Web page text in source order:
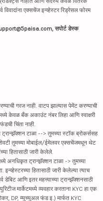
एक्सचेंज इन्व्हेस्टर रिड्रेसल फोरम
सपोर्ट डेस्क
गरज नाही. वाटप झाल्यास पेमेंट करण्याची
केवळ बँक अकाउंट नंबर लिहा आणि स्वाक्षरी
चिंता नाही.
टाळा --> तुमच्या स्टॉक ब्रोकर्ससह
तुमच्या मोबाईल/ईमेलवर एक्सचेंजमधून थेट
हितासाठी जारी केलेले.
अनधिकृत ट्रान्झॅक्शन टाळा -> तुमच्या
हितासाठी जारी केलेल्या त्याच
आणि इतर महत्त्वाच्या ट्रान्झॅक्शनसाठी
मार्केटमध्ये व्यवहार करताना KYC हा एक
DP, म्युच्युअल फंड इ.) मार्फत KYC